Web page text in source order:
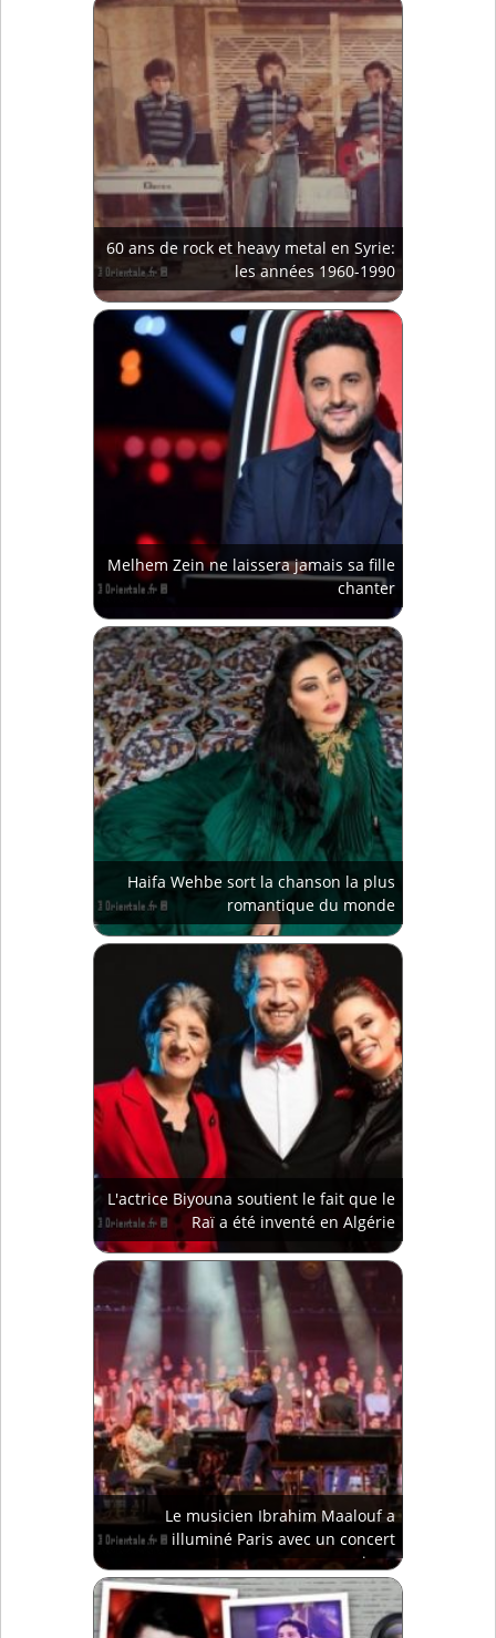
60 ans de rock et heavy metal en Syrie:
les années 1960-1990
Melhem Zein ne laissera jamais sa fille
chanter
Haifa Wehbe sort la chanson la plus
romantique du monde
L'actrice Biyouna soutient le fait que le
Raï a été inventé en Algérie
Le musicien Ibrahim Maalouf a
illuminé Paris avec un concert
magique